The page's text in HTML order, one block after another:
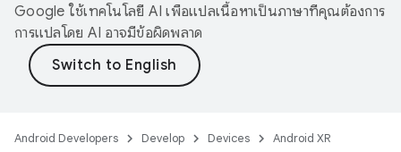
Google ใช้เทคโนโลยี AI เพื่อแปลเนื้อหาเป็นภาษาที่คุณต้องการ
การแปลโดย AI อาจมีข้อผิดพลาด
Android Developers Develop Devices
Android XR